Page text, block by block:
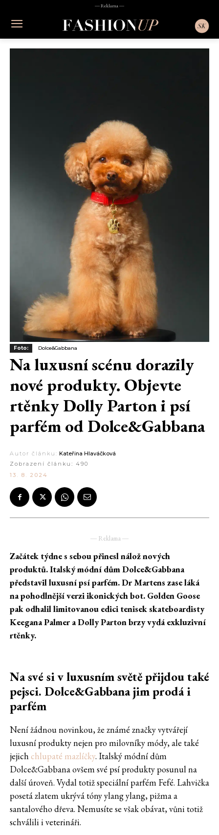
― Reklama ―
Foto: Dolce&Gabbana
Na luxusní scénu dorazily
nové produkty. Objevte
rtěnky Dolly Parton i psí
parfém od Dolce&Gabbana
Autor článku: Kateřina Hlaváčková
Zobrazení článku: 490
13. 8. 2024
― Reklama ―
Začátek týdne s sebou přinesl nálož nových
produktů. Italský módní dům Dolce&Gabbana
představil luxusní psí parfém. Dr Martens zase láká
na pohodlnější verzi ikonických bot. Golden Goose
pak odhalil limitovanou edici tenisek skateboardisty
Keegana Palmer a Dolly Parton brzy vydá exkluzivní
rtěnky.
Na své si v luxusním světě přijdou také
pejsci. Dolce&Gabbana jim prodá i
parfém
Není žádnou novinkou, že známé značky vytvářejí
luxusní produkty nejen pro milovníky módy, ale také
jejichchlupaté mazlíčky. Italský módní dům
Dolce&Gabbana ovšem své psí produkty posunul na
další úroveň. Vydal totiž speciální parfém Fefé. Lahvička
posetá zlatem ukrývá tóny ylang ylang, pižma a
santalového dřeva. Nemusíte se však obávat, vůni totiž
schválili i veterináři.